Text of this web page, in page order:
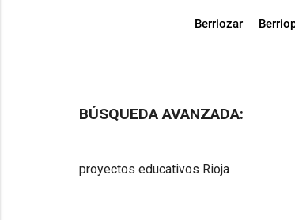
Berriozar
BÚSQUEDA AVANZADA: